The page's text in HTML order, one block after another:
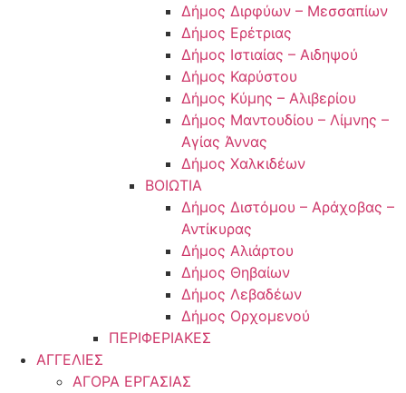
Δήμος Διρφύων – Μεσσαπίων
Δήμος Ερέτριας
Δήμος Ιστιαίας – Αιδηψού
Δήμος Καρύστου
Δήμος Κύμης – Αλιβερίου
Δήμος Μαντουδίου – Λίμνης –
Αγίας Άννας
Δήμος Χαλκιδέων
ΒΟΙΩΤΙΑ
Δήμος Διστόμου – Αράχοβας –
Αντίκυρας
Δήμος Αλιάρτου
Δήμος Θηβαίων
Δήμος Λεβαδέων
Δήμος Ορχομενού
ΠΕΡΙΦΕΡΙΑΚΕΣ
ΑΓΓΕΛΙΕΣ
ΑΓΟΡΑ ΕΡΓΑΣΙΑΣ